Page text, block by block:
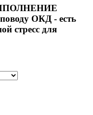
ОКД - есть
стресс для